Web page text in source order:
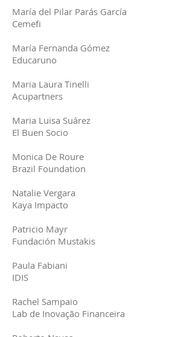
María del Pilar Parás García
Cemefi
María Fernanda Gómez
Educaruno
Maria Laura Tinelli
Acupartners
Maria Luisa Suárez
El Buen Socio
Monica De Roure
Brazil Foundation
Natalie Vergara
Kaya Impacto
Patricio Mayr
Fundación Mustakis
Paula Fabiani
IDIS
Rachel Sampaio
Lab de Inovação Financeira